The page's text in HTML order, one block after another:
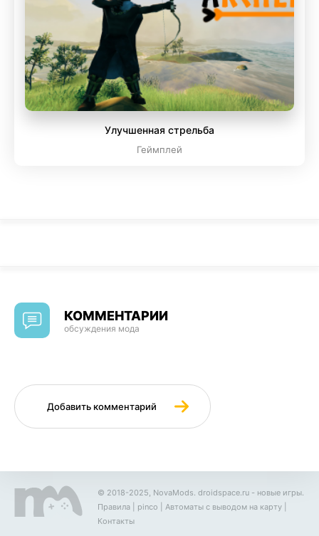
Улучшенная стрельба
Геймплей
КОММЕНТАРИИ
обсуждения мода
Добавить комментарий
© 2018-2025, NovaMods. droidspace.ru - новые игры.
Правила
pinco Автоматы с выводом на карту
Контакты